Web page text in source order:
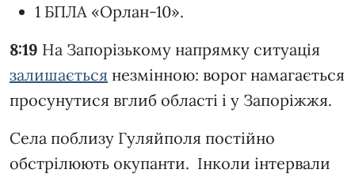
1 БПЛА «Орлан-10».
8:19 На Запорізькому напрямку ситуація
залишається незмінною: ворог намагається
просунутися вглиб області і у Запоріжжя.
Села поблизу Гуляйполя постійно
обстрілюють окупанти. Інколи інтервали